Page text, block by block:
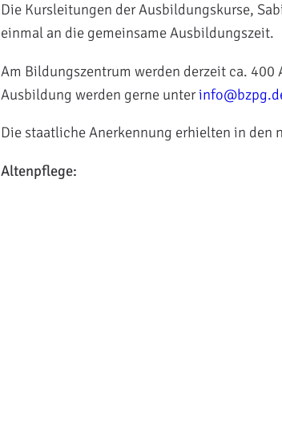
Die Kursleitungen der Ausbildungskurse,
einmal an die gemeinsame Ausbildungszeit.
Am Bildungszentrum werden derzeit ca.
Ausbildung werden gerne unter
Die staatliche Anerkennung erhielten in den
Altenpflege: